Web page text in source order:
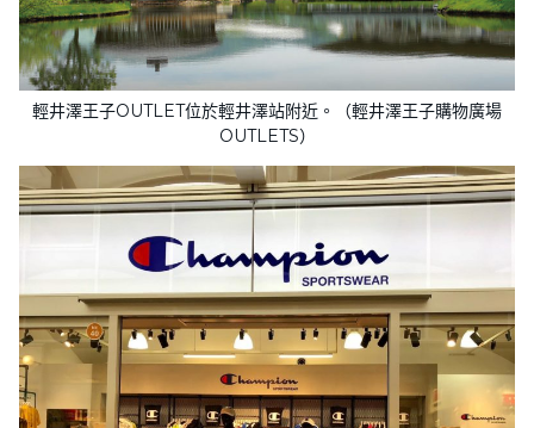
輕井澤王子OUTLET位於輕井澤站附近。（輕井澤王子購物廣場
OUTLETS）